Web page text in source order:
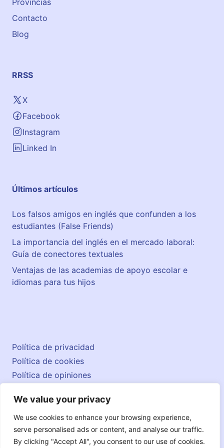
We value your privacy
We use cookies to enhance your browsing experience,
serve personalised ads or content, and analyse our traffic.
By clicking "Accept All", you consent to our use of cookies.
Contacto
Blog
RRSS
X
Facebook
Instagram
Linked In
Últimos artículos
Los falsos amigos en inglés que confunden a los
estudiantes (False Friends)
La importancia del inglés en el mercado laboral:
Guía de conectores textuales
Ventajas de las academias de apoyo escolar e
idiomas para tus hijos
© 2026 englishatlas.es
Política de privacidad
Política de cookies
Política de opiniones
Contacto